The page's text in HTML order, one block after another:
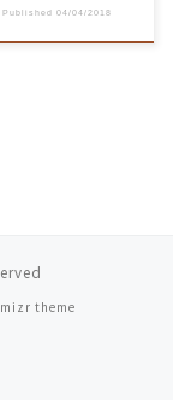
Published04/04/2018
theme